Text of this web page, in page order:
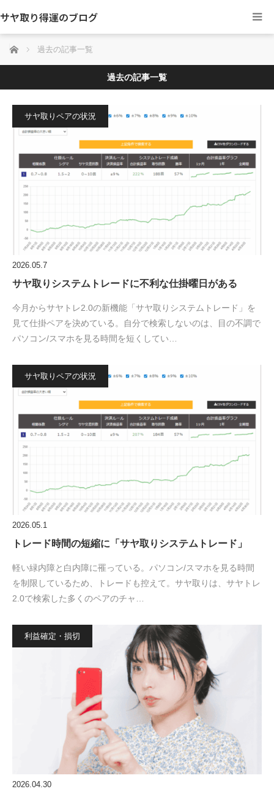
サヤ取り得運のブログ
ホーム 過去の記事一覧
過去の記事一覧
サヤ取りペアの状況
2026.05.7
サヤ取りシステムトレードに不利な仕掛曜日がある
今月からサヤトレ2.0の新機能「サヤ取りシステムトレード」を
見て仕掛ペアを決めている。自分で検索しないのは、目の不調で
パソコン/スマホを見る時間を短くしてい…
サヤ取りペアの状況
2026.05.1
トレード時間の短縮に「サヤ取りシステムトレード」
軽い緑内障と白内障に罹っている。パソコン/スマホを見る時間
を制限しているため、トレードも控えて。サヤ取りは、サヤトレ
2.0で検索した多くのペアのチャ…
利益確定・損切
2026.04.30